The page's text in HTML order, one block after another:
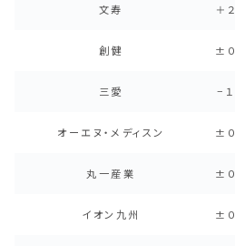
文寿 ＋２
創健 ±０
三愛 −１
オーエヌ・メディスン ±０
丸一産業 ±０
イオン九州 ±０